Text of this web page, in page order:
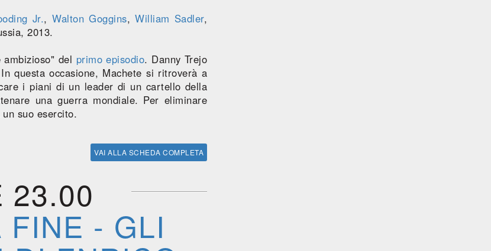
Jr., Walton Goggins,William Sadler,
2013.
del primo episodio. Danny Trejo
questa occasione, Machete si ritroverà a
i piani di un leader di un cartello della
una guerra mondiale. Per eliminare
suo esercito.
VAI ALLA SCHEDA COMPLETA
23.00
FINE - GLI